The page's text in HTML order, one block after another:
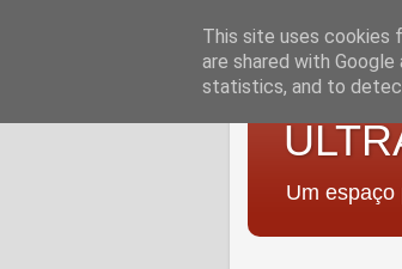
Um
This site uses cookies
are shared with
statistics, and to